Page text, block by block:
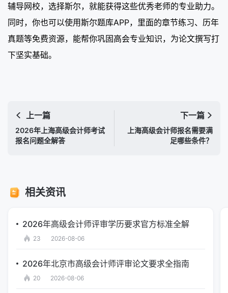
辅导网校，选择斯尔，就能获得这些优秀老师的专业助力。
同时，你也可以使用斯尔题库APP，里面的章节练习、历年
真题等免费资源，能帮你巩固高会专业知识，为论文撰写打
下坚实基础。
上一篇
2026年上海高级会计师考试
报名问题全解答
下一篇
上海高级会计师报名需要满
足哪些条件？
相关资讯
2026年高级会计师评审学历要求官方标准全解
23 2026-08-06
2026年北京市高级会计师评审论文要求全指南
20 2026-08-06